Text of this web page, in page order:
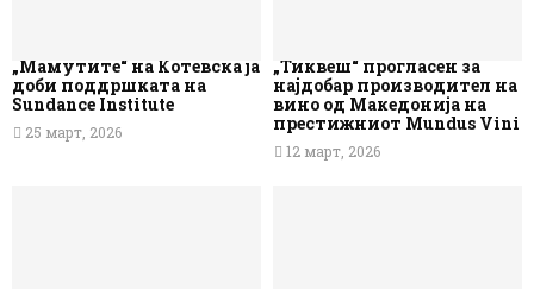
„Мамутите“ на Котевска ја
доби поддршката на
Sundance Institute
25 март, 2026
„Тиквеш“ прогласен за
најдобар производител на
вино од Македонија на
престижниот Mundus Vini
12 март, 2026